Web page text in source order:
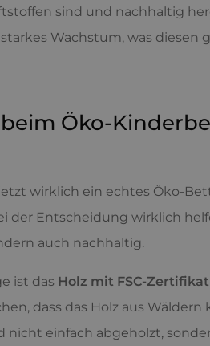
sind und nachhaltig
Wachstum, was diesen
Öko-
wirklich ein echtes Öko-
der Entscheidung wirklich
auch nachhaltig.
ist das Holz mit FSC-
dass das Holz aus
nicht einfach abgeholzt,